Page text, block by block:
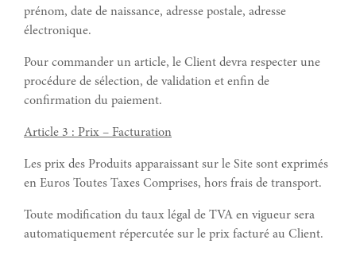
prénom, date de naissance, adresse postale, adresse
électronique.
Pour commander un article, le Client devra respecter une
procédure de sélection, de validation et enfin de
confirmation du paiement.
Article 3 : Prix – Facturation
Les prix des Produits apparaissant sur le Site sont exprimés
en Euros Toutes Taxes Comprises, hors frais de transport.
Toute modification du taux légal de TVA en vigueur sera
automatiquement répercutée sur le prix facturé au Client.